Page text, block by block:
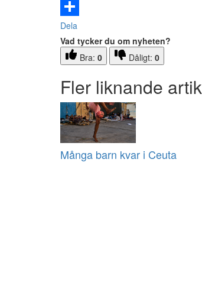
Email
Dela
Vad tycker du om nyheten?
Bra: 0 Dåligt: 0
Fler liknande
Många barn kvar i Ceuta